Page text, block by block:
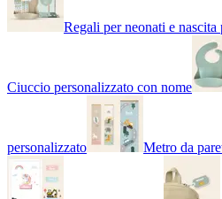
Regali per neonati e nascita
Ciuccio personalizzato con nome
personalizzato Metro da